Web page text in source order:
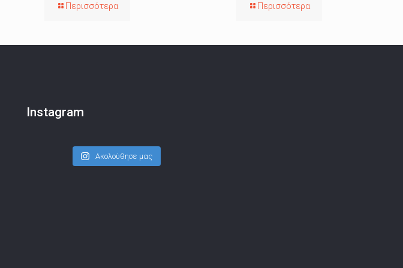
Περισσότερα Περισσότερα
Instagram
Ακολούθησε μας